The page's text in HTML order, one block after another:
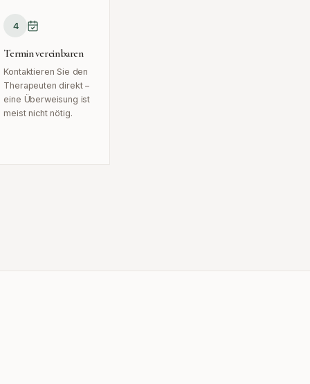
4
Termin vereinbaren
Kontaktieren Sie den
Therapeuten direkt –
eine Überweisung ist
meist nicht nötig.